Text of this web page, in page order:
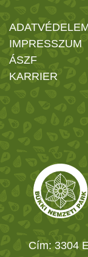
IMPRESSZUM
ÁSZF
KARRIER
Cím: 3304